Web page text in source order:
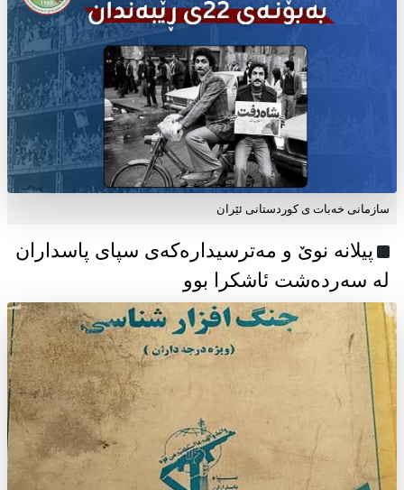
سازمانی خەبات ی كوردستانی ئێران
پیلانە نوێ و مەترسیدارەکەی سپای پاسداران
لە سەردەشت ئاشکرا بوو